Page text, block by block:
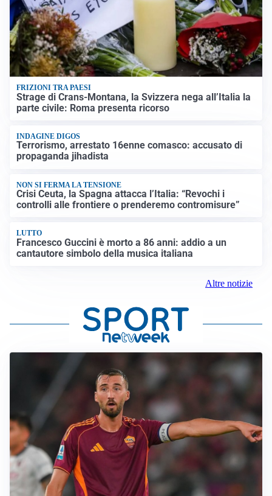
FRIZIONI TRA PAESI
Strage di Crans-Montana, la Svizzera nega all’Italia la
parte civile: Roma presenta ricorso
INDAGINE DIGOS
Terrorismo, arrestato 16enne comasco: accusato di
propaganda jihadista
NON SI FERMA LA TENSIONE
Crisi Ceuta, la Spagna attacca l’Italia: “Revochi i
controlli alle frontiere o prenderemo contromisure”
LUTTO
Francesco Guccini è morto a 86 anni: addio a un
cantautore simbolo della musica italiana
Altre notizie